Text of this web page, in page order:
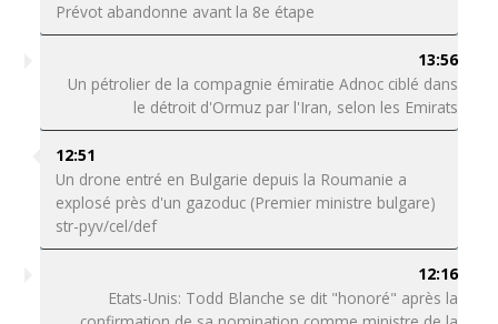
Prévot abandonne avant la 8e étape
13:56
Un pétrolier de la compagnie émiratie Adnoc ciblé dans
le détroit d'Ormuz par l'Iran, selon les Emirats
12:51
Un drone entré en Bulgarie depuis la Roumanie a
explosé près d'un gazoduc (Premier ministre bulgare)
str-pyv/cel/def
12:16
Etats-Unis: Todd Blanche se dit "honoré" après la